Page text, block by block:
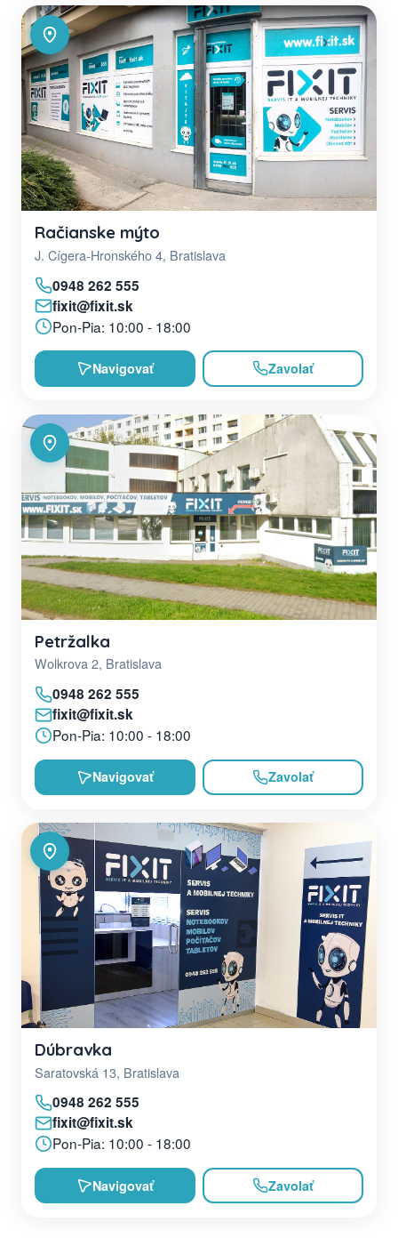
Račianske mýto
J. Cígera-Hronského 4, Bratislava
0948 262 555
fixit@fixit.sk
Pon-Pia: 10:00 - 18:00
Navigovať Zavolať
Petržalka
Wolkrova 2, Bratislava
0948 262 555
fixit@fixit.sk
Pon-Pia: 10:00 - 18:00
Navigovať Zavolať
Dúbravka
Saratovská 13, Bratislava
0948 262 555
fixit@fixit.sk
Pon-Pia: 10:00 - 18:00
Navigovať Zavolať